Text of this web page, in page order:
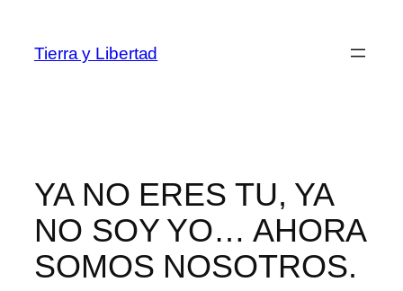
contenido
Tierra y Libertad
YA NO ERES TU, YA
NO SOY YO… AHORA
SOMOS NOSOTROS.